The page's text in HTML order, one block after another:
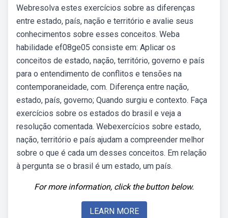
Webresolva estes exercícios sobre as diferenças
entre estado, país, nação e território e avalie seus
conhecimentos sobre esses conceitos. Weba
habilidade ef08ge05 consiste em: Aplicar os
conceitos de estado, nação, território, governo e país
para o entendimento de conflitos e tensões na
contemporaneidade, com. Diferença entre nação,
estado, país, governo; Quando surgiu e contexto. Faça
exercícios sobre os estados do brasil e veja a
resolução comentada. Webexercícios sobre estado,
nação, território e país ajudam a compreender melhor
sobre o que é cada um desses conceitos. Em relação
à pergunta se o brasil é um estado, um país.
For more information, click the button below.
LEARN MORE